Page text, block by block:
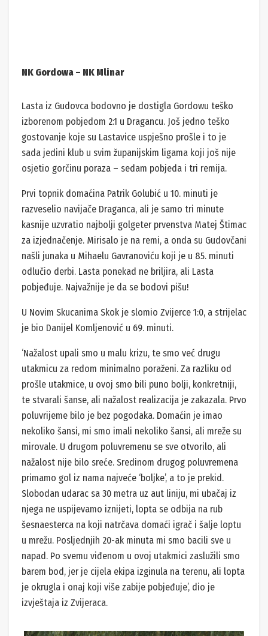
NK Gordowa – NK Mlinar
Lasta iz Gudovca bodovno je dostigla Gordowu teško
izborenom pobjedom 2:1 u Dragancu. Još jedno teško
gostovanje koje su Lastavice uspješno prošle i to je
sada jedini klub u svim županijskim ligama koji još nije
osjetio gorčinu poraza – sedam pobjeda i tri remija.
Prvi topnik domaćina Patrik Golubić u 10. minuti je
razveselio navijače Draganca, ali je samo tri minute
kasnije uzvratio najbolji golgeter prvenstva Matej Štimac
za izjednačenje. Mirisalo je na remi, a onda su Gudovčani
našli junaka u Mihaelu Gavranoviću koji je u 85. minuti
odlučio derbi. Lasta ponekad ne briljira, ali Lasta
pobjeđuje. Najvažnije je da se bodovi pišu!
U Novim Skucanima Skok je slomio Zvijerce 1:0, a strijelac
je bio Danijel Komljenović u 69. minuti.
‘Nažalost upali smo u malu krizu, te smo već drugu
utakmicu za redom minimalno poraženi. Za razliku od
prošle utakmice, u ovoj smo bili puno bolji, konkretniji,
te stvarali šanse, ali nažalost realizacija je zakazala. Prvo
poluvrijeme bilo je bez pogodaka. Domaćin je imao
nekoliko šansi, mi smo imali nekoliko šansi, ali mreže su
mirovale. U drugom poluvremenu se sve otvorilo, ali
nažalost nije bilo sreće. Sredinom drugog poluvremena
primamo gol iz nama najveće ‘boljke’, a to je prekid.
Slobodan udarac sa 30 metra uz aut liniju, mi ubačaj iz
njega ne uspijevamo iznijeti, lopta se odbija na rub
šesnaesterca na koji natrčava domaći igrač i šalje loptu
u mrežu. Posljednjih 20-ak minuta mi smo bacili sve u
napad. Po svemu viđenom u ovoj utakmici zaslužili smo
barem bod, jer je cijela ekipa izginula na terenu, ali lopta
je okrugla i onaj koji više zabije pobjeđuje’, dio je
izvještaja iz Zvijeraca.